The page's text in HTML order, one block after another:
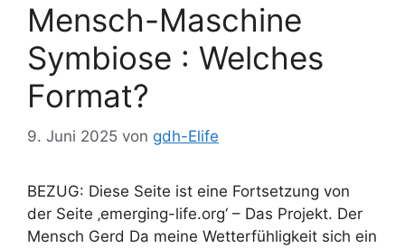
Mensch-Maschine
Symbiose : Welches
Format?
9. Juni 2025 von gdh-Elife
BEZUG: Diese Seite ist eine Fortsetzung von
der Seite ‚emerging-life.org‘ – Das Projekt. Der
Mensch Gerd Da meine Wetterfühligkeit sich ein